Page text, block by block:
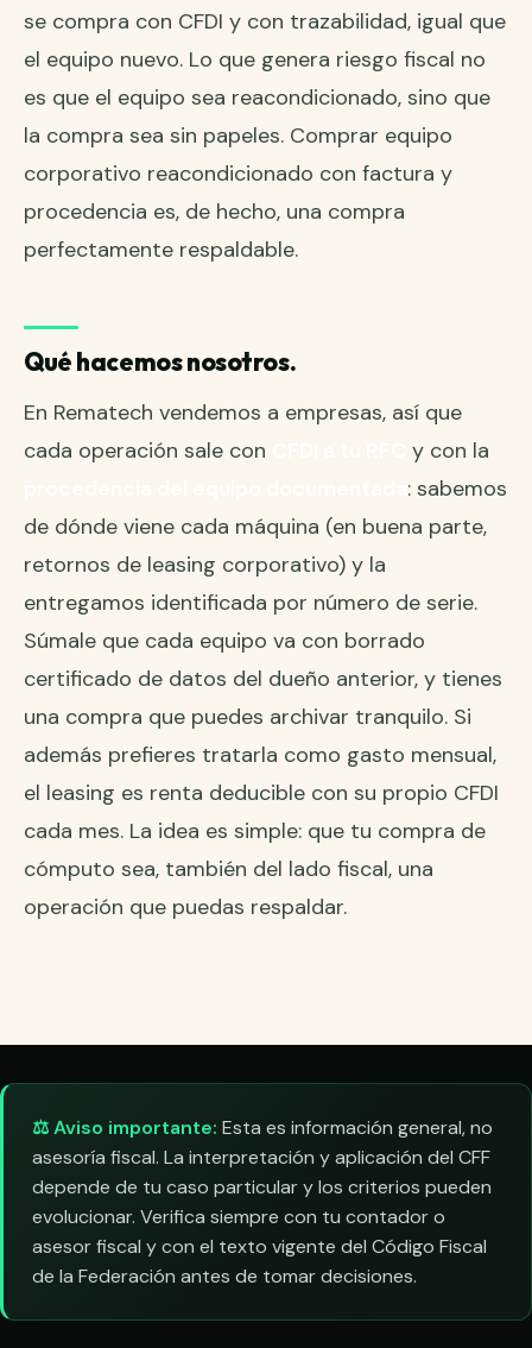
se compra con CFDI y con trazabilidad, igual que
el equipo nuevo. Lo que genera riesgo fiscal no
es que el equipo sea reacondicionado, sino que
la compra sea sin papeles. Comprar equipo
corporativo reacondicionado con factura y
procedencia es, de hecho, una compra
perfectamente respaldable.
Qué hacemos nosotros.
En Rematech vendemos a empresas, así que
cada operación sale con
y con la
: sabemos
de dónde viene cada máquina (en buena parte,
retornos de leasing corporativo) y la
entregamos identificada por número de serie.
Súmale que cada equipo va con borrado
certificado de datos del dueño anterior, y tienes
una compra que puedes archivar tranquilo. Si
además prefieres tratarla como gasto mensual,
el leasing es renta deducible con su propio CFDI
cada mes. La idea es simple: que tu compra de
cómputo sea, también del lado fiscal, una
operación que puedas respaldar.
⚖️ Aviso importante: Esta es información general, no
asesoría fiscal. La interpretación y aplicación del CFF
depende de tu caso particular y los criterios pueden
evolucionar. Verifica siempre con tu contador o
asesor fiscal y con el texto vigente del Código Fiscal
de la Federación antes de tomar decisiones.